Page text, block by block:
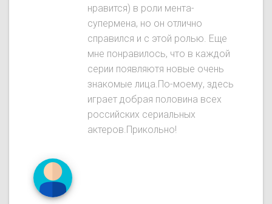
нравится) в роли мента-
супермена, но он отлично
справился и с этой ролью. Еще
мне понравилось, что в каждой
серии появляютя новые очень
знакомые лица.По-моему, здесь
играет добрая половина всех
российских сериальных
актеров.Прикольно!